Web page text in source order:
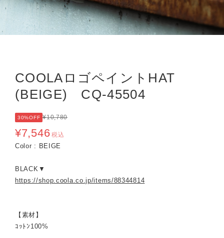
COOLAロゴペイントHAT
(BEIGE) CQ-45504
30%OFF ¥10,780
¥7,546 税込
Color : BEIGE
BLACK▼
https://shop.coola.co.jp/items/88344814
【素材】
ｺｯﾄﾝ100%